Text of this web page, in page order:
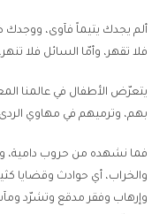
ألم يجدك يتيماً فآوى، ووجدك
فلا تقهر، وأمّا السائل فلا
يتعرّض الأطفال في عالمنا
بهم، وترميهم في مهاوي
فما نشهده من حروب دامية،
والخراب، أي حوادث وقضايا
وإرهاب وفقر مدقع وتشرّد